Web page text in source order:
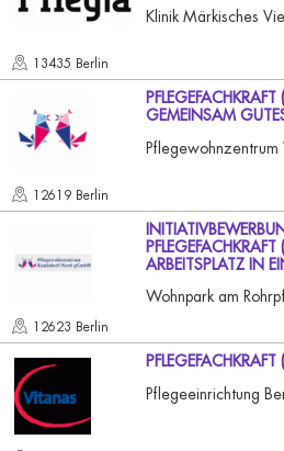
Klinik Märkisches
13435 Berlin
GEMEINSAM
Pflegewohnzentrum
12619 Berlin
ARBEITSPLATZ IN
Wohnpark am
12623 Berlin
Pflegeeinrichtung